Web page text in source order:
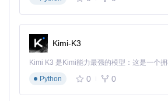
import
from PIL import Image
with open('file_dict.json'
# 筛选所有头像资源
Kimi-K3
Python
0 0